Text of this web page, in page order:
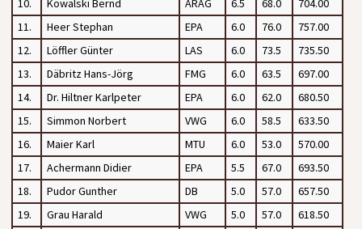
10.
Kowalski Bernd ARAG 6.5 68.0
704.00
11.
Heer Stephan EPA 6.0 76.0
757.00
12.
Löffler Günter LAS 6.0 73.5
735.50
13.
Däbritz Hans-Jörg FMG 6.0 63.5
697.00
14.
Dr. Hiltner Karlpeter EPA 6.0 62.0
680.50
15.
Simmon Norbert VWG 6.0 58.5
633.50
16.
Maier Karl MTU 6.0 53.0
570.00
17.
Achermann Didier EPA 5.5 67.0
693.50
18.
Pudor Gunther DB 5.0 57.0
657.50
19.
Grau Harald VWG 5.0 57.0
618.50